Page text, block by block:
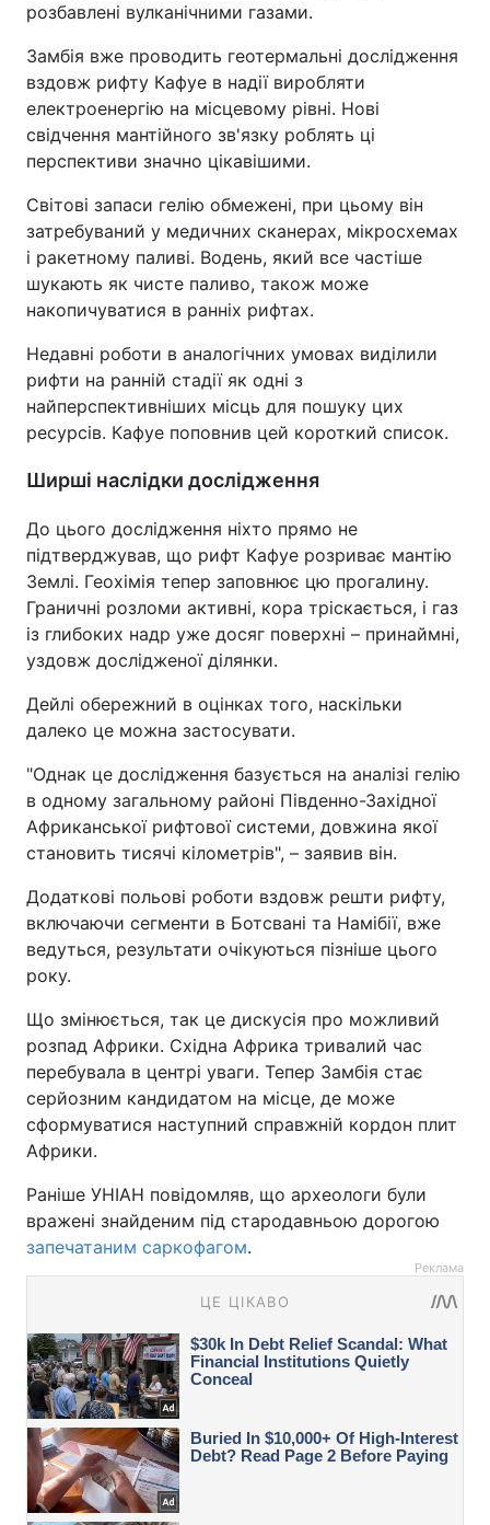
розбавлені вулканічними газами.
Замбія вже проводить геотермальні дослідження
вздовж рифту Кафуе в надії виробляти
електроенергію на місцевому рівні. Нові
свідчення мантійного зв'язку роблять ці
перспективи значно цікавішими.
Світові запаси гелію обмежені, при цьому він
затребуваний у медичних сканерах, мікросхемах
і ракетному паливі. Водень, який все частіше
шукають як чисте паливо, також може
накопичуватися в ранніх рифтах.
Недавні роботи в аналогічних умовах виділили
рифти на ранній стадії як одні з
найперспективніших місць для пошуку цих
ресурсів. Кафуе поповнив цей короткий список.
Ширші наслідки дослідження
До цього дослідження ніхто прямо не
підтверджував, що рифт Кафуе розриває мантію
Землі. Геохімія тепер заповнює цю прогалину.
Граничні розломи активні, кора тріскається, і газ
із глибоких надр уже досяг поверхні – принаймні,
уздовж дослідженої ділянки.
Дейлі обережний в оцінках того, наскільки
далеко це можна застосувати.
"Однак це дослідження базується на аналізі гелію
в одному загальному районі Південно-Західної
Африканської рифтової системи, довжина якої
становить тисячі кілометрів", – заявив він.
Додаткові польові роботи вздовж решти рифту,
включаючи сегменти в Ботсвані та Намібії, вже
ведуться, результати очікуються пізніше цього
року.
Що змінюється, так це дискусія про можливий
розпад Африки. Східна Африка тривалий час
перебувала в центрі уваги. Тепер Замбія стає
серйозним кандидатом на місце, де може
сформуватися наступний справжній кордон плит
Африки.
Раніше УНІАН повідомляв, що археологи були
вражені знайденим під стародавньою дорогою
запечатаним саркофагом.
Реклама